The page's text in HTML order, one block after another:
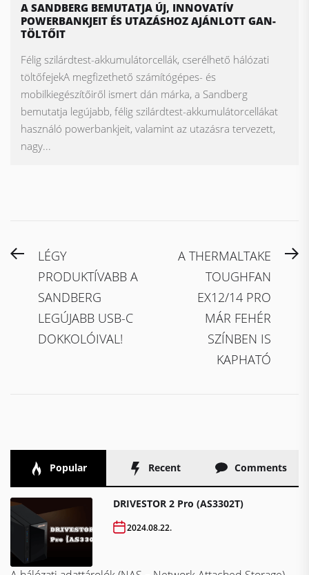
A SANDBERG BEMUTATJA ÚJ, INNOVATÍV
POWERBANKJEIT ÉS UTAZÁSHOZ AJÁNLOTT GAN-
TÖLTŐIT
Félig szilárdtest-akkumulátorcellák, cserélhető hálózati
töltőfejekA megfizethető számítógépes- és
mobilkiegészítőiről ismert dán márka, a Sandberg
bemutatja legújabb, félig szilárdtest-akkumulátorcellákat
használó powerbankjeit, valamint az utazásra tervezett,
nagy...
Bejegyzés
navigáció
Previous
LÉGY
PRODUKTÍVABB A
SANDBERG
LEGÚJABB USB-C
DOKKOLÓIVAL!
A THERMALTAKE
TOUGHFAN
EX12/14 PRO
MÁR FEHÉR
SZÍNBEN IS
KAPHATÓ
Popular Recent Comments
DRIVESTOR 2 Pro (AS3302T)
2024.08.22.